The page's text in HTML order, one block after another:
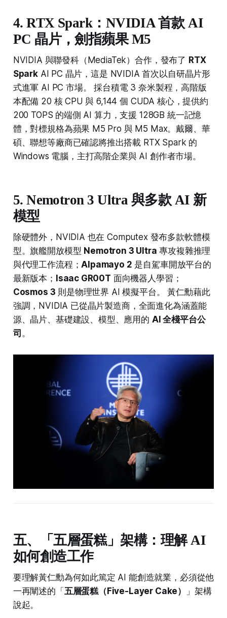
4. RTX Spark：NVIDIA 首款 AI
PC 晶片，劍指蘋果 M5
NVIDIA 與聯發科（MediaTek）合作，發布了 RTX
SparkAI PC 晶片，這是 NVIDIA 首次以自研晶片形
式進軍 AI PC 市場。 採台積電 3 奈米製程，高階版
本配備 20 核 CPU 與 6,144 個 CUDA 核心，提供約
200 TOPS 的端側 AI 算力，支援 128GB 統一記憶
體，對標規格為蘋果 M5 Pro 與 M5 Max。戴爾、華
碩、聯想等廠商已確認將推出搭載 RTX Spark 的
Windows 電腦，主打高階企業與 AI 創作者市場。
5. Nemotron 3 Ultra 與多款 AI 新
模型
除硬體外，NVIDIA 也在 Computex 發布多款軟體模
型。旗艦開放模型 Nemotron 3 Ultra 專攻複雜推理
與代理工作流程；Alpamayo 2 是自駕車開放平台的
最新版本；
Isaac GR00T 面向機器人學習；
Cosmos 3 則是物理世界 AI 模擬平台。 黃仁勳藉此
強調，NVIDIA 已從晶片製造商，全面進化為涵蓋能
源、晶片、基礎建設、模型、應用的 AI 全棧平台公
司 。
五、「五層蛋糕」架構：理解 AI
如何創造工作
要理解黃仁勳為何如此篤定 AI 能創造就業，必須從他
一再闡述的「 五層蛋糕（Five-Layer Cake）
」架構
說起。